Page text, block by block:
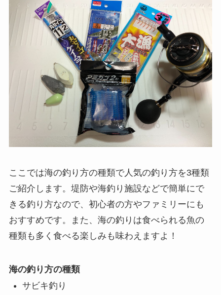
ここでは海の釣り方の種類で人気の釣り方を3種類
ご紹介します。堤防や海釣り施設などで簡単にで
きる釣り方なので、初心者の方やファミリーにも
おすすめです。また、海の釣りは食べられる魚の
種類も多く食べる楽しみも味わえますよ！
海の釣り方の種類
サビキ釣り